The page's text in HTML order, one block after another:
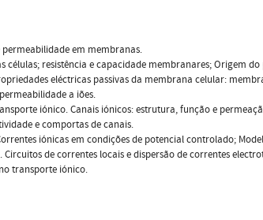
em membranas.
células; resistência e capacidade membranares; Origem
eléctricas passivas da membrana celular:
a iões.
iónico. Canais iónicos: estrutura, função e
e comportas de canais.
iónicas em condições de potencial controlado;
de correntes locais e dispersão de correntes
transporte iónico.